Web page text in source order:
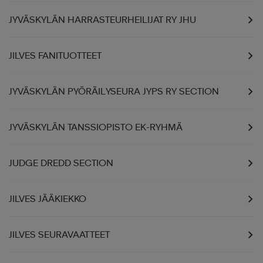
JYVÄSKYLÄN HARRASTEURHEILIJAT RY JHU
JILVES FANITUOTTEET
JYVÄSKYLÄN PYÖRÄILYSEURA JYPS RY SECTION
JYVÄSKYLÄN TANSSIOPISTO EK-RYHMÄ
JUDGE DREDD SECTION
JILVES JÄÄKIEKKO
JILVES SEURAVAATTEET